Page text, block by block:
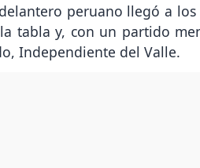
peruano llegó a
tabla y, con un partido
Independiente del Valle.